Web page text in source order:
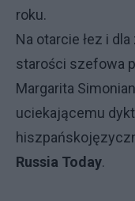
roku.
Na otarcie łez i
starości szefowa
Margarita
uciekającemu
Russia Today.